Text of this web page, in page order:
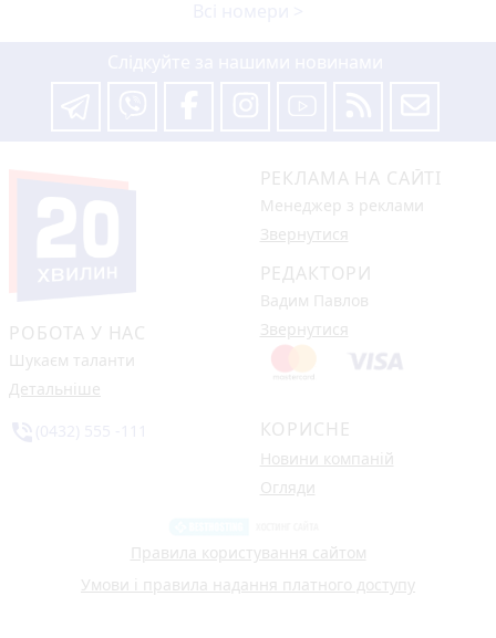
РОБОТА У НАС
Шукаєм таланти
Детальніше
РЕКЛАМА НА САЙТІ
Менеджер з реклами
Звернутися
РЕДАКТОРИ
Вадим Павлов
Звернутися
КОРИСНЕ
Новини компаній
Огляди
Правила користування сайтом
Умови і правила надання платного доступу